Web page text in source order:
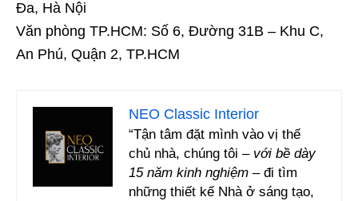
Đa, Hà Nội
Văn phòng TP.HCM: Số 6, Đường 31B – Khu C,
An Phú, Quận 2, TP.HCM
NEO Classic Interior
“Tận tâm đặt mình vào vị thế
chủ nhà, chúng tôi – với bề dày
15 năm kinh nghiệm – đi tìm
những thiết kế Nhà ở sáng tạo,